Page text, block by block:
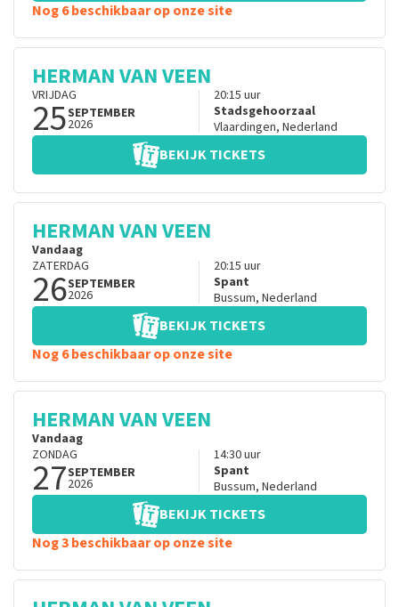
Nog 6 beschikbaar op onze site
HERMAN VAN VEEN
VRIJDAG
25SEPTEMBER
2026
20:15 uur
Stadsgehoorzaal
Vlaardingen, Nederland
BEKIJK TICKETS
HERMAN VAN VEEN
Vandaag
ZATERDAG
26SEPTEMBER
2026
20:15 uur
Spant
Bussum, Nederland
BEKIJK TICKETS
Nog 6 beschikbaar op onze site
HERMAN VAN VEEN
Vandaag
ZONDAG
27SEPTEMBER
2026
14:30uur
Spant
Bussum, Nederland
BEKIJK TICKETS
Nog 3 beschikbaar op onze site